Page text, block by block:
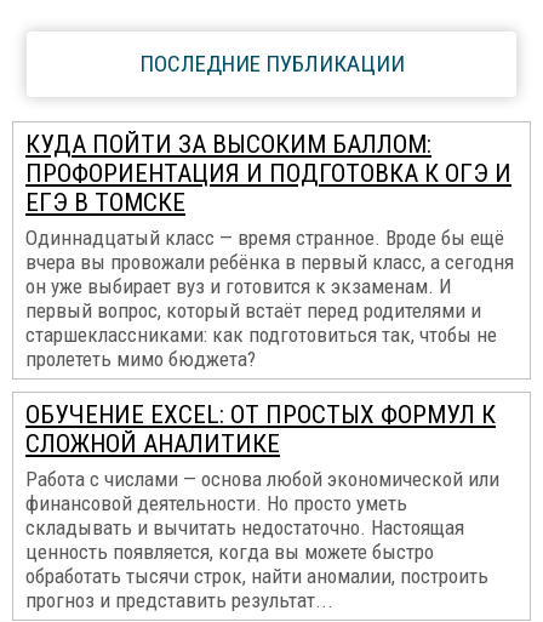
ПОСЛЕДНИЕ ПУБЛИКАЦИИ
КУДА ПОЙТИ ЗА ВЫСОКИМ БАЛЛОМ:
ПРОФОРИЕНТАЦИЯ И ПОДГОТОВКА К ОГЭ И
ЕГЭ В ТОМСКЕ
Одиннадцатый класс — время странное. Вроде бы ещё
вчера вы провожали ребёнка в первый класс, а сегодня
он уже выбирает вуз и готовится к экзаменам. И
первый вопрос, который встаёт перед родителями и
старшеклассниками: как подготовиться так, чтобы не
пролететь мимо бюджета?
ОБУЧЕНИЕ EXCEL: ОТ ПРОСТЫХ ФОРМУЛ К
СЛОЖНОЙ АНАЛИТИКЕ
Работа с числами — основа любой экономической или
финансовой деятельности. Но просто уметь
складывать и вычитать недостаточно. Настоящая
ценность появляется, когда вы можете быстро
обработать тысячи строк, найти аномалии, построить
прогноз и представить результат...